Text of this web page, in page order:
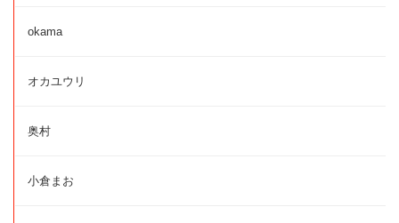
okama
オカユウリ
奥村
小倉まお